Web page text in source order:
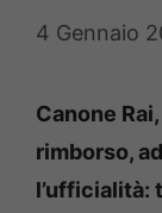
4 Gennaio
Canone
rimborso,
l’ufficialità: